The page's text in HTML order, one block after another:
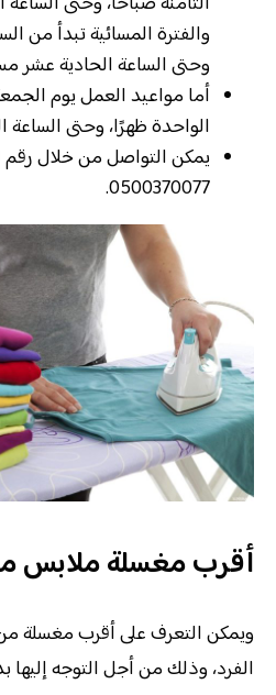
والفترة المسائية تبدأ من
وحتى الساعة الحادية عشر
أما مواعيد العمل يوم
الواحدة ظهرًا، وحتى
يمكن التواصل من خلال رقم
0500370077.
أقرب مغسلة ملابس
ويمكن التعرف على أقرب مغسلة
الفرد، وذلك من أجل التوجه إليها